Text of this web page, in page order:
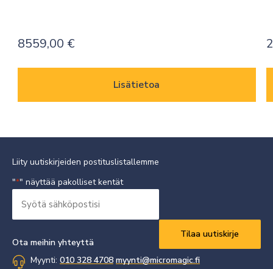
8559,00 €
Lisätietoa
Liity uutiskirjeiden postituslistallemme
"*" näyttää pakolliset kentät
sähköpostisi
Ota meihin yhteyttä
Myynti: 010 328 4708 myynti@micromagic.fi